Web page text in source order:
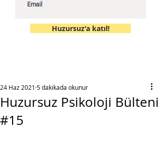
Huzursuz'a katıl!
Huzursuz Psikoloji Bülteni
#15
24 Haz 2021 5 dakikada okunur